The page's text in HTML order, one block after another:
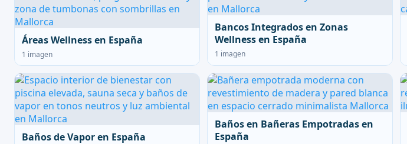
Áreas Wellness en España
1 imagen
Bancos Integrados en Zonas
Wellness en España
1 imagen
Baños de Vapor en España
Baños en Bañeras Empotradas en
España